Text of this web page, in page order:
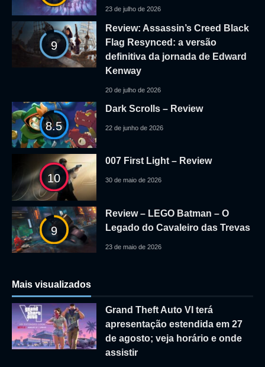
23 de julho de 2026
9
Review: Assassin’s Creed Black
Flag Resynced: a versão
definitiva da jornada de Edward
Kenway
20 de julho de 2026
8.5
Dark Scrolls – Review
22 de junho de 2026
10
007 First Light – Review
30 de maio de 2026
9
Review – LEGO Batman – O
Legado do Cavaleiro das Trevas
23 de maio de 2026
Mais visualizados
Grand Theft Auto VI terá
apresentação estendida em 27
de agosto; veja horário e onde
assistir